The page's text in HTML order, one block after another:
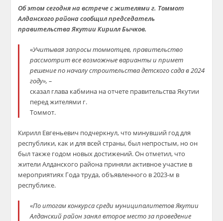
Об этом сегодня на встрече с жителями г. Томмот
Алданского района сообщил председатель
правительства Якутии Кирилл Бычков.
«Учитывая запросы томмотцев, правительство
рассмотрит все возможные варианты и примет
решение по началу строительства детского сада в 2024
году», –
сказал глава кабмина на отчете правительства Якутии
перед жителями г.
Томмот.
Кирилл Евгеньевич подчеркнул, что минувший год для
республики, как и для всей страны, был непростым, но он
был также годом новых достижений. Он отметил, что
жители Алданского района приняли активное участие в
мероприятиях Года труда, объявленного в 2023-м в
республике.
«По итогам конкурса среди муниципалитетов Якутии
Алданский район занял второе место за проведение